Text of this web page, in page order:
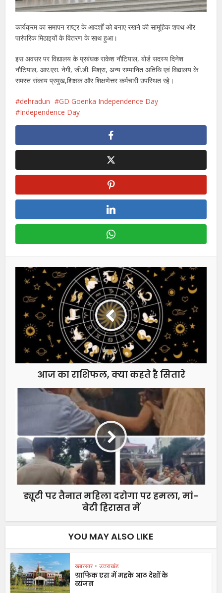
कार्यक्रम का समापन राष्ट्र के आदर्शों को बनाए रखने की सामूहिक शपथ और
पारंपरिक मिठाइयों के वितरण के साथ हुआ।
इस अवसर पर विद्यालय के प्रबंधक राकेश नौटियाल, बोर्ड सदस्य दिनेश
नौटियाल, आर.एस. नेगी, जी.डी. मिश्रा, अन्य सम्मानित अतिथि एवं विद्यालय के
समस्त संकाय प्रमुख,शिक्षक और शिक्षणेत्तर कर्मचारी उपस्थित रहे।
dehradun
GD Goenka Independence Day
Independence Day
आज का राशिफल, क्या कहते है सितारे
ड्यूटी पर तैनात महिला दरोगा पर हमला, मां-
बेटी हिरासत में
YOU MAY ALSO LIKE
ख़बरसार • उत्तराखंड
ग्राफिक एरा में महके आठ देशों के
व्यंजन